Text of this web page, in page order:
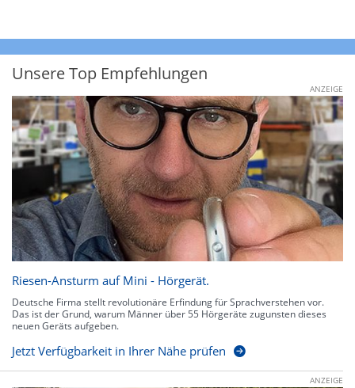
Unsere Top Empfehlungen
ANZEIGE
Riesen-Ansturm auf Mini - Hörgerät.
Deutsche Firma stellt revolutionäre Erfindung für Sprachverstehen vor.
Das ist der Grund, warum Männer über 55 Hörgeräte zugunsten dieses
neuen Geräts aufgeben.
Jetzt Verfügbarkeit in Ihrer Nähe prüfen
ANZEIGE